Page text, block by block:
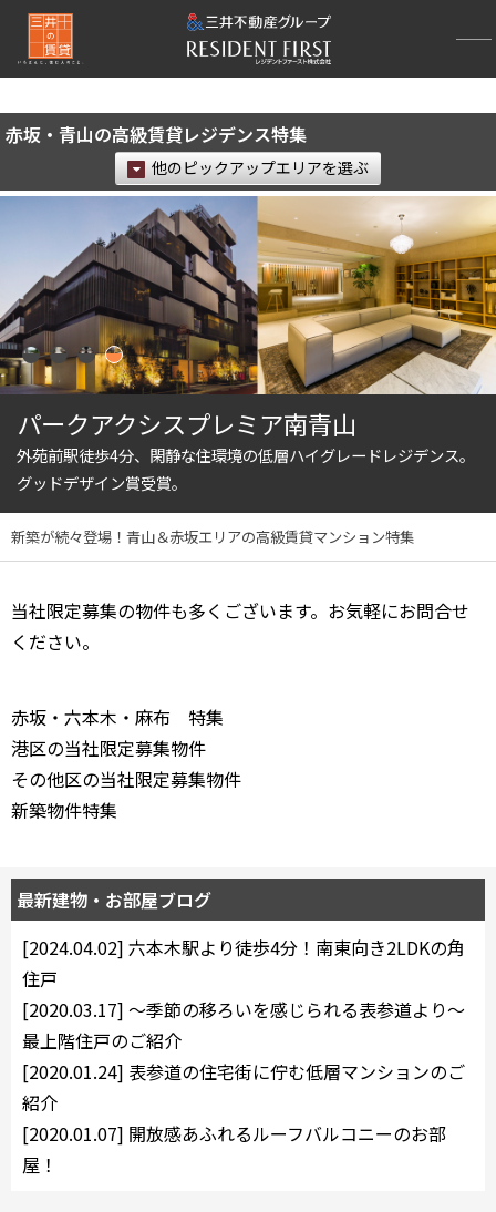
赤坂・青山の高級賃貸レジデンス特集
他のピックアップエリアを選ぶ
パークアクシスプレミア南青山
外苑前駅徒歩4分、閑静な住環境の低層ハイグレードレジデンス。
グッドデザイン賞受賞。
新築が続々登場！青山＆赤坂エリアの高級賃貸マンション特集
当社限定募集の物件も多くございます。お気軽にお問合せ
ください。
赤坂・六本木・麻布 特集
港区の当社限定募集物件
その他区の当社限定募集物件
新築物件特集
最新建物・お部屋ブログ
[2024.04.02] 六本木駅より徒歩4分！南東向き2LDKの角
住戸
[2020.03.17] 〜季節の移ろいを感じられる表参道より〜
最上階住戸のご紹介
[2020.01.24] 表参道の住宅街に佇む低層マンションのご
紹介
[2020.01.07] 開放感あふれるルーフバルコニーのお部
屋！
再検索ナビゲーション
〜
管理費/共益費含む
礼金なし
敷金なし
礼金１ヶ月以下
フリーレント付き
間取り
1R〜1K
1DK〜1LDK
2LDK
4LDK〜
築年数
指定なし
1年以内
3年以内
5年以内
15年以内
駅から徒歩
3分以内
10分以内
15分以内
他条件
当社限定物件
専任物件
三井の賃貸物件